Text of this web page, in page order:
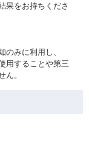
果をお持ちくださ
みに利用し、
用することや第三
ん。